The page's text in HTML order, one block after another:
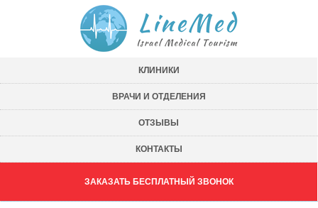
КЛИНИКИ
ВРАЧИ И ОТДЕЛЕНИЯ
ОТЗЫВЫ
КОНТАКТЫ
ЗАКАЗАТЬ БЕСПЛАТНЫЙ ЗВОНОК